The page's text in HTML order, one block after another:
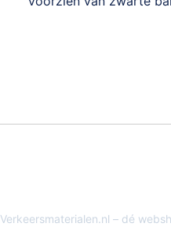
Verkeersmaterialen.nl – dé